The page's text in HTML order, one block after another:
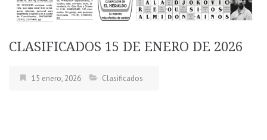
CLASIFICADOS 15 DE ENERO DE 2026
15 enero, 2026 Clasificados